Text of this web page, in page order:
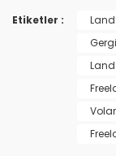
Etiketler :